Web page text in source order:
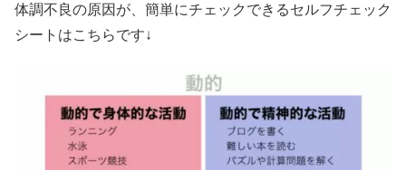
体調不良の原因が、簡単にチェックできるセルフチェック
シートはこちらです↓